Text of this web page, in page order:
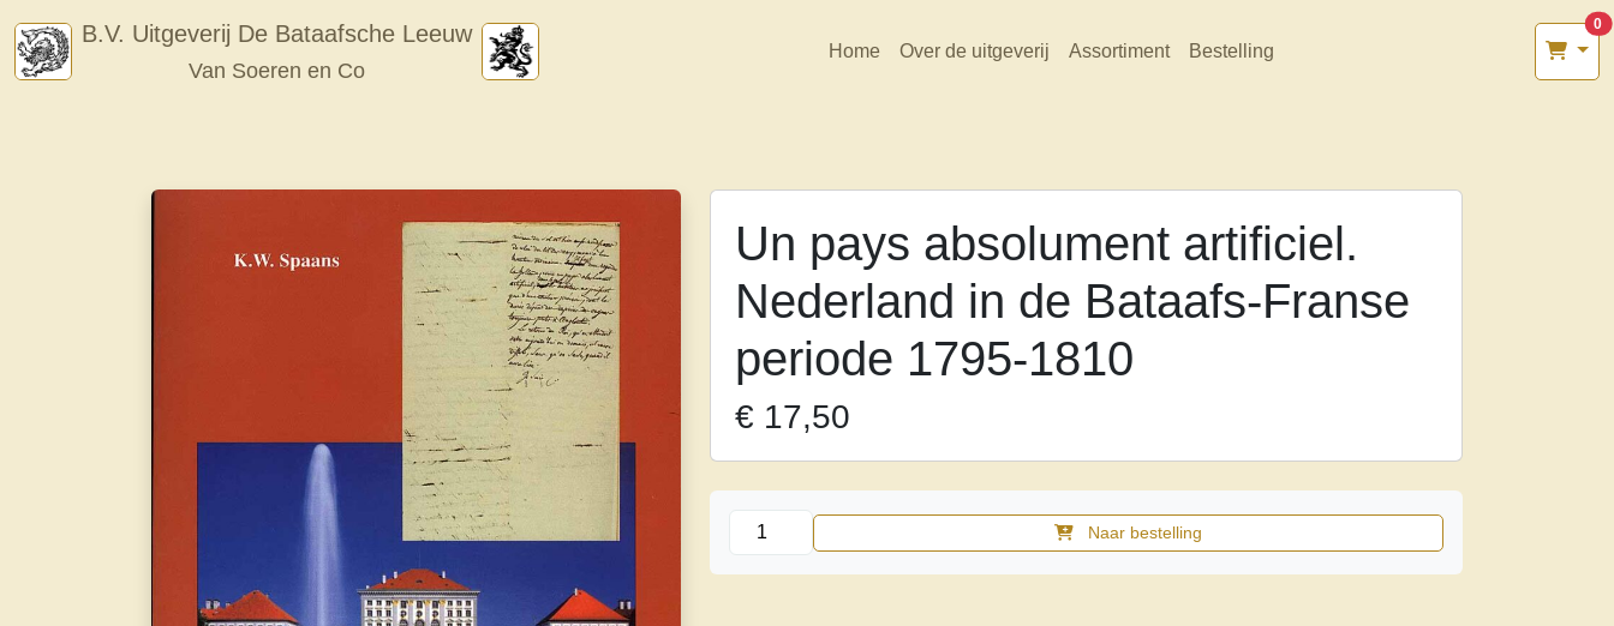
content
B.V. Uitgeverij De Bataafsche Leeuw
Van Soeren en Co
Home Over de uitgeverij Assortiment Bestelling
0
Un pays absolument artificiel.
Nederland in de Bataafs-Franse
periode 1795-1810
€ 17,50
pays
absolument
Naar bestelling